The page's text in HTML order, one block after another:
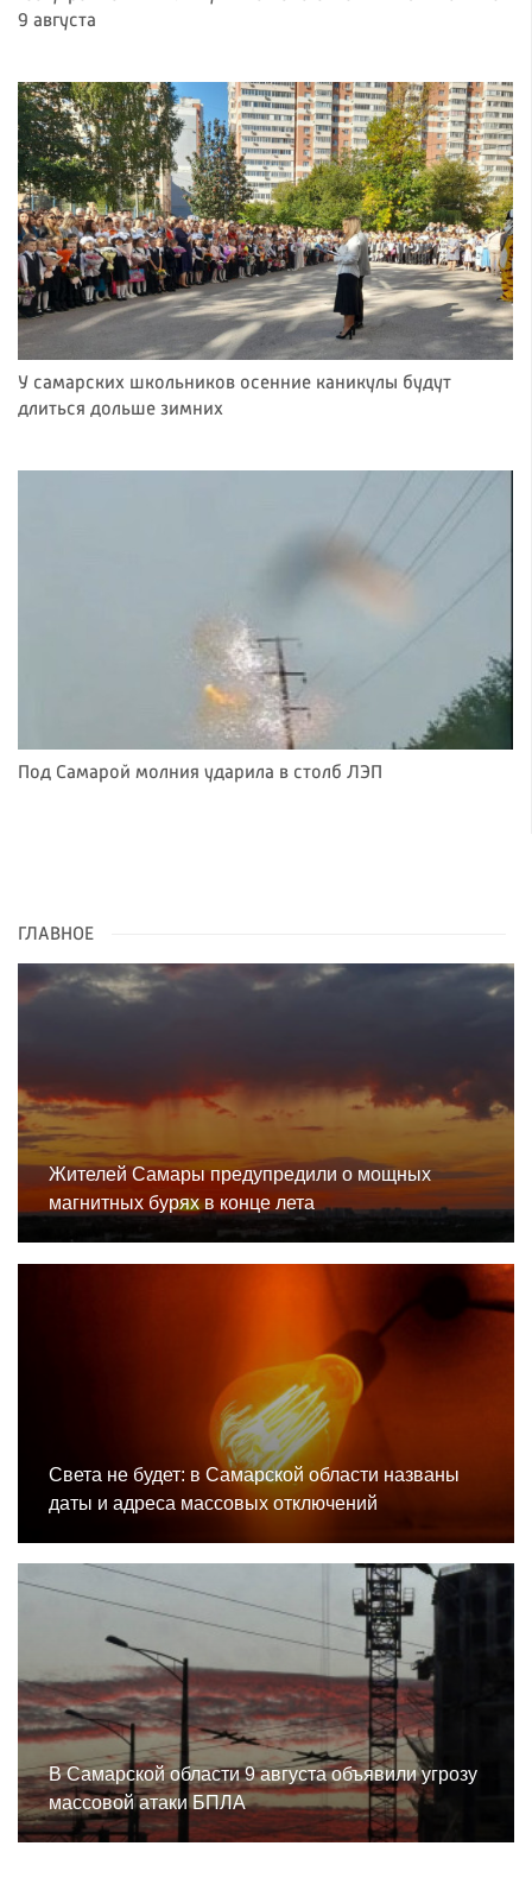
9 августа
У самарских школьников осенние каникулы будут
длиться дольше зимних
Под Самарой молния ударила в столб ЛЭП
ГЛАВНОЕ
Жителей Самары предупредили о мощных
магнитных бурях в конце лета
Света не будет: в Самарской области названы
даты и адреса массовых отключений
В Самарской области 9 августа объявили угрозу
массовой атаки БПЛА